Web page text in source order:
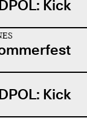
Kick
Kick